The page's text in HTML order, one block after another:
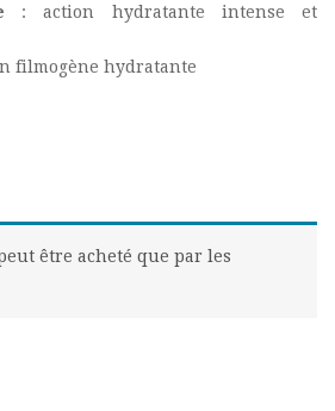
: action hydratante intense et
filmogène hydratante
être acheté que par les